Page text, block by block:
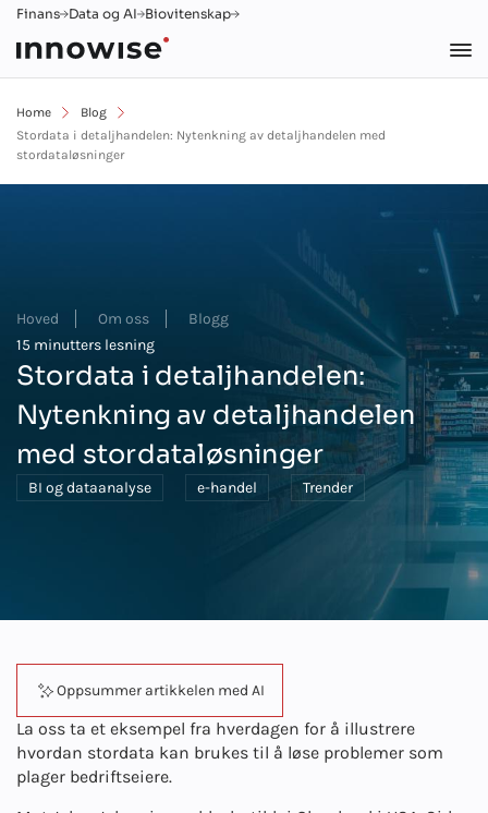
Finans Data og AI Biovitenskap
Home
Blog
Stordata i detaljhandelen: Nytenkning av detaljhandelen med
stordataløsninger
Hoved Om oss
Blogg
15 minutters lesning
Stordata i detaljhandelen:
Nytenkning av detaljhandelen
med stordataløsninger
BI og dataanalyse e-handel Trender
Oppsummer artikkelen med AI
La oss ta et eksempel fra hverdagen for å illustrere
hvordan stordata kan brukes til å løse problemer som
plager bedriftseiere.